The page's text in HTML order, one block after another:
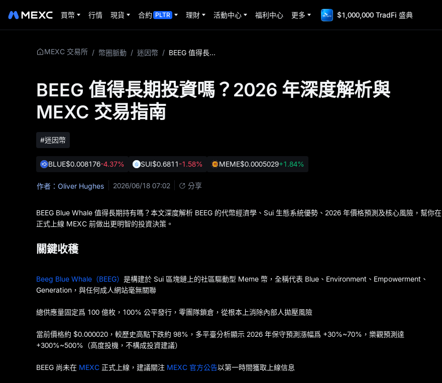
買幣 行情 現貨 合約 PLTR 理財 活動中心 福利中心 更多 $1,000,000 TradFi 盛典
MEXC 交易所 / 幣圈脈動 / 迷因幣 / BEEG 值得長期投資嗎？2026 年深度解析與 MEXC 交易指南
BEEG 值得長期投資嗎？2026 年深度解析與
MEXC 交易指南
#迷因幣
BLUE$0.008176-4.37% SUI$0.6811-1.58% MEME$0.0005029+1.84%
作者：Oliver Hughes 2026/06/18 07:02 分享
BEEG Blue Whale 值得長期持有嗎？本文深度解析 BEEG 的代幣經濟學、Sui 生態系統優勢、2026 年價格預測及核心風險，幫你在
正式上線 MEXC 前做出更明智的投資決策。
關鍵收穫
Beeg Blue Whale（BEEG） 是構建於 Sui 區塊鏈上的社區驅動型 Meme 幣，全稱代表 Blue、Environment、Empowerment、
Generation，與任何成人網站毫無關聯
總供應量固定爲 100 億枚，100% 公平發行，零團隊鎖倉，從根本上消除內部人拋壓風險
當前價格約 $0.000020，較歷史高點下跌約 98%，多平臺分析顯示 2026 年保守預測漲幅爲 +30%~70%，樂觀預測達
+300%~500%（高度投機，不構成投資建議）
BEEG 尚未在 MEXC 正式上線，建議關注 MEXC 官方公告以第一時間獲取上線信息